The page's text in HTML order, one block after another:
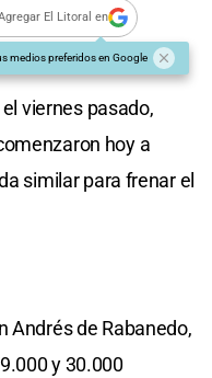
El Litoral en
medios preferidos en Google
viernes pasado,
hoy a
similar para frenar el
Andrés de Rabanedo,
y 30.000